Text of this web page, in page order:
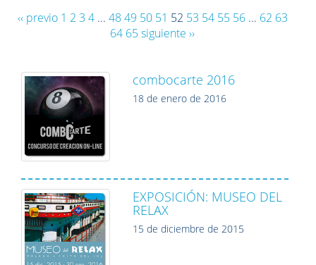
‹‹ previo 1 2 3 4... 48 49 50 51 52 53 54 55 56... 62 63
64 65siguiente ››
combocarte 2016
18 de enero de 2016
EXPOSICIÓN: MUSEO DEL
RELAX
15 de diciembre de 2015